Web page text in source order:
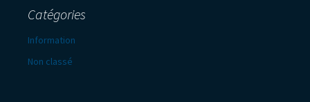
Catégories
Information
Non classé